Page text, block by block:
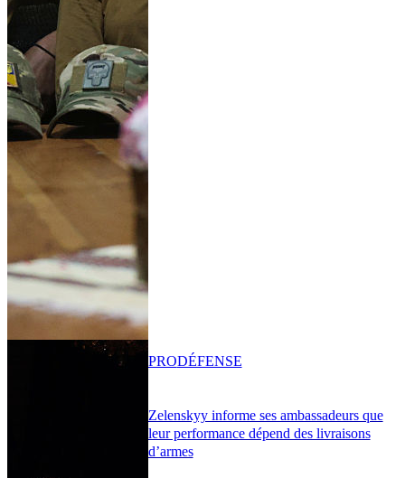
Zelenskyy informe ses ambassadeurs que
leur performance dépend des livraisons
d’armes
PRODÉFENSE